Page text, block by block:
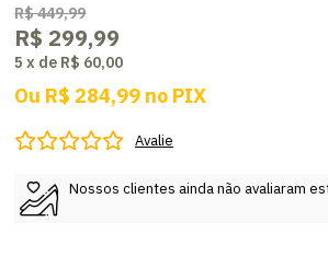
R$ 449,99
R$ 299,99
5 x de R$ 60,00
Ou R$ 284,99 no PIX
Avalie
Nossos clientes ainda não avaliaram